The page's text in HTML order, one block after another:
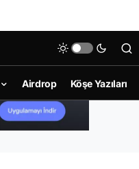
Airdrop Köşe Yazıları